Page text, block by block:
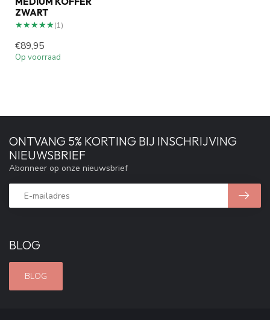
ZWART
★★★★★
★★★★★(1)
€89,95
Op voorraad
BLOG
BLOG
ONTVANG 5% KORTING BIJ INSCHRIJVING
NIEUWSBRIEF
Abonneer op onze nieuwsbrief